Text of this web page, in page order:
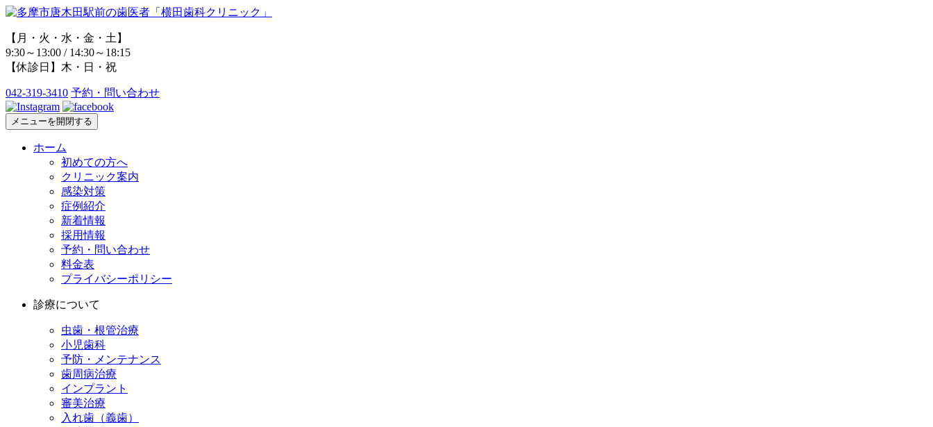
【月・火・水・金・土】
9:30～13:00 / 14:30～18:15
【休診日】木・日・祝
042-319-3410 予約・問い合わせ
メニューを開閉する
ホーム
初めての方へ
クリニック案内
感染対策
症例紹介
新着情報
採用情報
予約・問い合わせ
料金表
プライバシーポリシー
診療について
虫歯・根管治療
小児歯科
予防・メンテナンス
歯周病治療
インプラント
審美治療
入れ歯（義歯）